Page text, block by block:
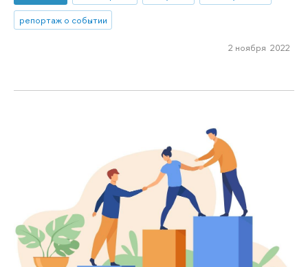
репортаж о событии
2 ноября 2022